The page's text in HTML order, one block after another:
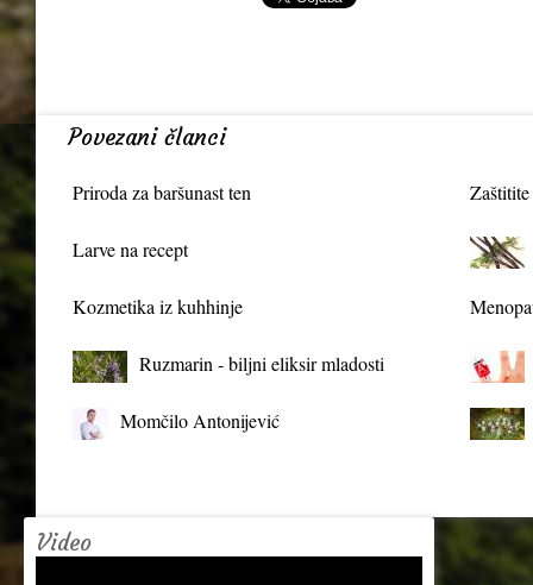
Povezani članci
Priroda za baršunast ten
Larve na recept
Kozmetika iz kuhhinje
Ruzmarin - biljni eliksir mladosti
Momčilo Antonijević
Video